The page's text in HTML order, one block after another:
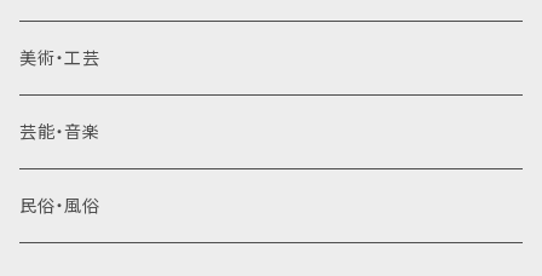
美術・工芸
芸能・音楽
民俗・風俗